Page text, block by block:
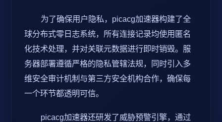
为了确保用户隐私，picacg加速器构建了全
球分布式零日志系统，所有连接记录均使用匿名
化技术处理，并对关联元数据进行即时销毁。服
务器部署遵循严格的隐私管辖法规，同时引入多
维安全审计机制与第三方安全机构合作，确保每
一个环节都透明可信。
picacg加速器还研发了威胁预警引擎，通过